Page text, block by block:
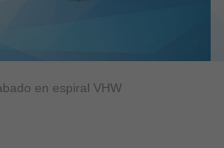
en espiral VHW